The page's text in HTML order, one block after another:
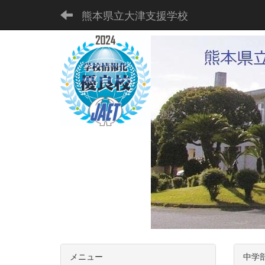
熊本県立大津支援学校
中学
メニュー